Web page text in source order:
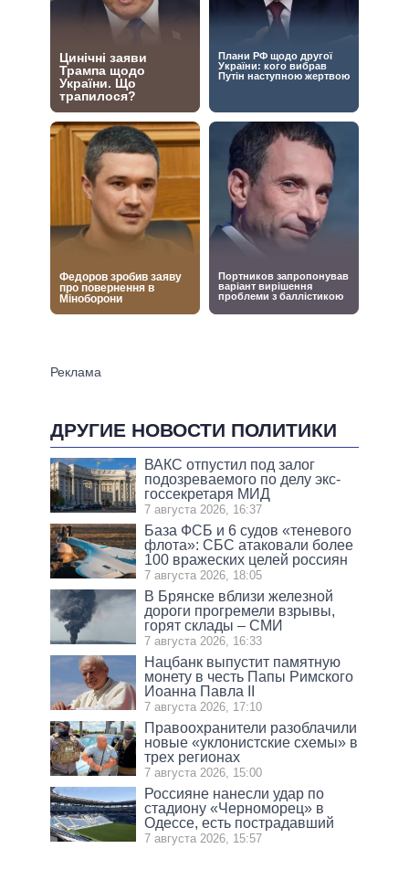
ДРУГИЕ НОВОСТИ ПОЛИТИКИ
ВАКС отпустил под залог
подозреваемого по делу экс-
госсекретаря МИД
7 августа 2026, 16:37
База ФСБ и 6 судов «теневого
флота»: СБС атаковали более
100 вражеских целей россиян
7 августа 2026, 18:05
В Брянске вблизи железной
дороги прогремели взрывы,
горят склады – СМИ
7 августа 2026, 16:33
Нацбанк выпустит памятную
монету в честь Папы Римского
Иоанна Павла II
7 августа 2026, 17:10
Правоохранители разоблачили
новые «уклонистские схемы» в
трех регионах
7 августа 2026, 15:00
Россияне нанесли удар по
стадиону «Черноморец» в
Одессе, есть пострадавший
7 августа 2026, 15:57